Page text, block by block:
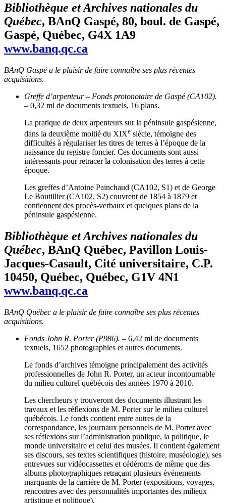
Bibliothèque et Archives nationales du
Québec, BAnQ Gaspé, 80, boul. de Gaspé,
Gaspé, Québec, G4X 1A9
www.banq.qc.ca
BAnQ Gaspé a le plaisir de faire connaître ses plus récentes
acquisitions.
Greffe d’arpenteur– Fonds protonotaire de Gaspé (CA102).
– 0,32 ml de documents textuels, 16 plans.
La pratique de deux arpenteurs sur la péninsule gaspésienne,
dans la deuxième moitié du XIXe siècle, témoigne des
difficultés à régulariser les titres de terres à l’époque de la
naissance du registre foncier. Ces documents sont aussi
intéressants pour retracer la colonisation des terres à cette
époque.
Les greffes d’Antoine Painchaud (CA102, S1) et de George
Le Boutillier (CA102, S2) couvrent de 1854 à 1879 et
contiennent des procès-verbaux et quelques plans de la
péninsule gaspésienne.
Bibliothèque et Archives nationales du
Québec, BAnQ Québec, Pavillon Louis-
Jacques-Casault, Cité universitaire, C.P.
10450, Québec, Québec, G1V 4N1
www.banq.qc.ca
BAnQ Québec a le plaisir de faire connaître ses plus récentes
acquisitions.
Fonds John R. Porter (P986). – 6,42 ml de documents
textuels, 1652 photographies et autres documents.
Le fonds d’archives témoigne principalement des activités
professionnelles de John R. Porter, un acteur incontournable
du milieu culturel québécois des années 1970 à 2010.
Les chercheurs y trouveront des documents illustrant les
travaux et les réflexions de M. Porter sur le milieu culturel
québécois. Le fonds contient entre autres de la
correspondance, les journaux personnels de M. Porter avec
ses réflexions sur l’administration publique, la politique, le
monde universitaire et celui des musées. Il contient également
ses discours, ses textes scientifiques (histoire, muséologie), ses
entrevues sur vidéocassettes et cédéroms de même que des
albums photographiques retraçant plusieurs événements
marquants de la carrière de M. Porter (expositions, voyages,
rencontres avec des personnalités importantes des milieux
artistique et politique).